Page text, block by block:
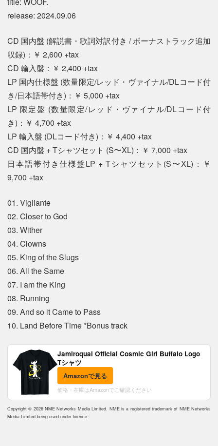
release: 2024.09.06
CD 国内盤 (解説書・歌詞対訳付き / ボーナストラック追加
収録)：￥ 2,600 +tax
CD 輸入盤：￥ 2,400 +tax
LP 国内仕様盤 (数量限定/レッド・ヴァイナル/DLコード付
き/日本語帯付き)：￥ 5,000 +tax
LP 限定盤 (数量限定/レッド・ヴァイナル/DLコード付
き)：￥ 4,700 +tax
LP 輸入盤 (DLコード付き)：￥ 4,400 +tax
CD 国内盤 + Tシャツセット (S〜XL)：￥ 7,000 +tax
日本語帯付き仕様盤LP + Tシャツセット(S〜XL)：￥
9,700 +tax
01. Vigilante
02. Closer to God
03. Wither
04. Clowns
05. King of the Slugs
06. All the Same
07. I am the King
08. Running
09. And so it Came to Pass
10. Land Before Time *Bonus track
Jamiroquai Official Cosmic Girl Buffalo Logo
Tシャツ
Amazonで見る
価格・在庫はAmazonでご確認ください
Copyright © 2026 NME Networks Media Limited. NME is a registered trademark of NME Networks
Media Limited being used under licence.